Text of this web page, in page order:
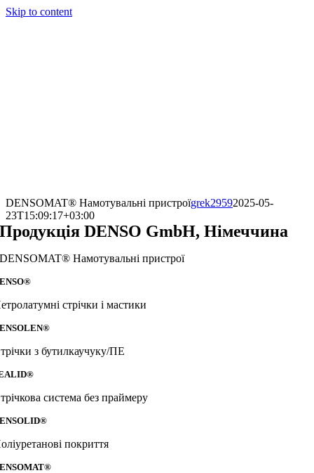
Skip to content
DENSOMAT® Намотувальні пристроїgrek29592025-05-
23T15:09:17+03:00
Продукція DENSO GmbH, Німеччина
DENSOMAT® Намотувальні пристрої
стрічки і мастики
з бутилкаучуку/ПЕ
система без праймеру
покриття